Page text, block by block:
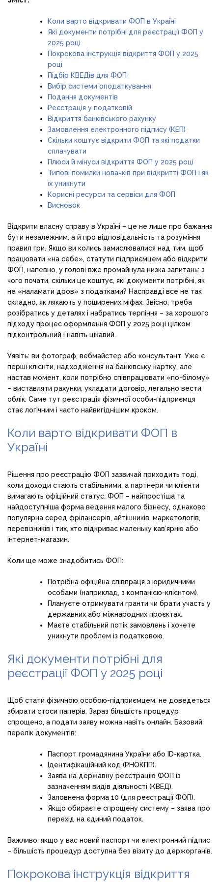
Коли варто відкривати ФОП в Україні
Які документи потрібні для реєстрації ФОП у
2025 році
Покрокова інструкція відкриття ФОП у 2025
році
Підбір КВЕДів для ФОП
Вибір системи оподаткування
Подання документів
Реєстрація у податковій
Відкриття банківського рахунку
Замовлення електронного підпису (КЕП)
Скільки коштує відкрити ФОП та які податки
сплачувати
Плюси й мінуси відкриття ФОП у 2025 році
Типові помилки новачків при відкритті ФОП і як
їх уникнути
Корисні ресурси та сервіси для ФОП
Висновок
Відкрити власну справу в Україні – це не лише про бажання
бути незалежним, а й про відповідальність та розуміння
правил гри. Якщо ви колись замислювалися над тим, щоб
працювати «на себе», статути підприємцем або відкрити
ФОП, напевно, у голові вже промайнула низка запитань: з
чого почати, скільки це коштує, які документи потрібні, як
не «наламати дров» з податками? Насправді все не так
складно, як лякають у поширених міфах. Звісно, треба
розібратись у деталях і набратись терпіння – за хорошого
підходу процес оформлення ФОП у 2025 році цілком
підконтрольний і навіть цікавий.
Уявіть: ви фотограф, вебмайстер або консультант. Уже є
перші клієнти, надходження на банківську картку, але
настав момент, коли потрібно співпрацювати «по-білому»
– виставляти рахунки, укладати договір, легально вести
облік. Саме тут реєстрація фізичної особи-підприємця
стає логічним і часто найвигіднішим кроком.
Коли варто відкривати ФОП в
Україні
Рішення про реєстрацію ФОП зазвичай приходить тоді,
коли доходи стають стабільними, а партнери чи клієнти
вимагають офіційний статус. ФОП – найпростіша та
найдоступніша форма ведення малого бізнесу, однаково
популярна серед фрілансерів, айтішників, маркетологів,
перевізників і тих, хто відкриває маленьку кав’ярню або
інтернет-магазин.
Коли ще може знадобитись ФОП:
Потрібна офіційна співпраця з юридичними
особами (наприклад, з компанією-клієнтом).
Плануєте отримувати гранти чи брати участь у
державних або міжнародних проєктах.
Маєте стабільний потік замовлень і хочете
уникнути проблем із податковою.
Які документи потрібні для
реєстрації ФОП у 2025 році
Щоб стати фізичною особою-підприємцем, не доведеться
збирати стоси паперів. Зараз більшість процедур
спрощено, а подати заяву можна навіть онлайн. Базовий
перелік документів:
Паспорт громадянина України або ID-картка.
Ідентифікаційний код (РНОКПП).
Заява на державну реєстрацію ФОП із
зазначенням видів діяльності (КВЕД).
Заповнена форма 10 (для реєстрації ФОП).
Якщо обираєте спрощену систему – заява про
перехід на єдиний податок.
Важливо: якщо у вас новий паспорт чи електронний підпис
– більшість процедур доступна без візиту до держорганів.
Покрокова інструкція відкриття